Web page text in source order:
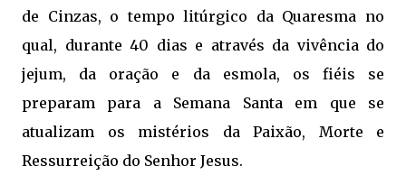
de Cinzas, o tempo litúrgico da Quaresma no
qual, durante 40 dias e através da vivência do
jejum, da oração e da esmola, os fiéis se
preparam para a Semana Santa em que se
atualizam os mistérios da Paixão, Morte e
Ressurreição do Senhor Jesus.